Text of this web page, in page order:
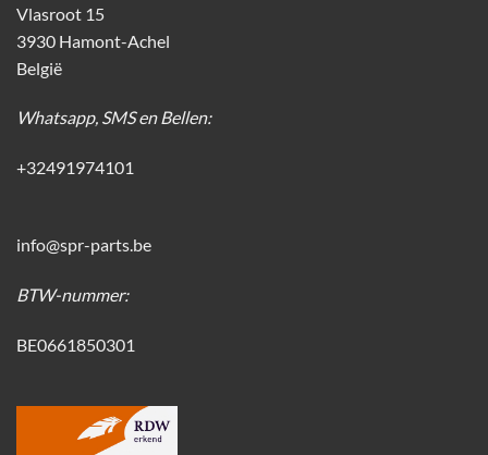
Vlasroot 15
3930 Hamont-Achel
België
Whatsapp, SMS en Bellen:
+32491974101
info@spr-parts.be
BTW-nummer:
BE0661850301